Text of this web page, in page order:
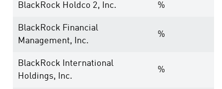
BlackRock Holdco 2, Inc. %
BlackRock Financial
Management, Inc.
%
BlackRock International
Holdings, Inc.
%